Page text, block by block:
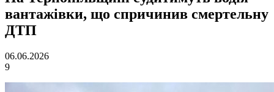
вантажівки, що спричинив смертельну
ДТП
06.06.2026
9